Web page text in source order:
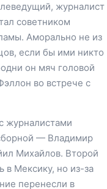
журналист
советником
Аморально не из
если бы ими никто
он мяч головой
во встрече с
журналистами
— Владимир
Михайлов. Второй
в Мексику, но из-за
перенесли в